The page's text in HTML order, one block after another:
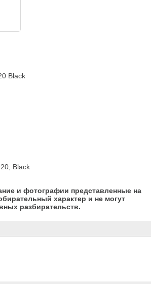
Black
Black
и фотографии представленные на
характер и не могут
разбирательств.